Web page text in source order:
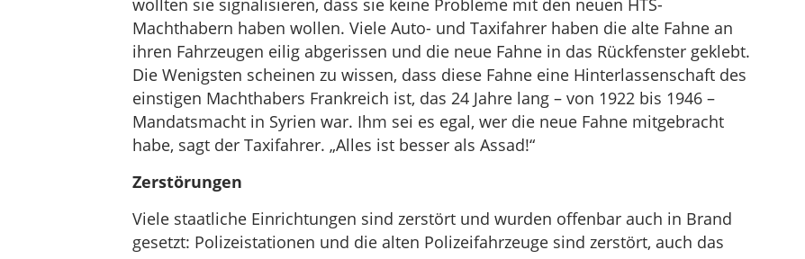
Machthabern haben wollen. Viele Auto- und Taxifahrer haben die alte Fahne an
ihren Fahrzeugen eilig abgerissen und die neue Fahne in das Rückfenster geklebt.
Die Wenigsten scheinen zu wissen, dass diese Fahne eine Hinterlassenschaft des
einstigen Machthabers Frankreich ist, das 24 Jahre lang – von 1922 bis 1946 –
Mandatsmacht in Syrien war. Ihm sei es egal, wer die neue Fahne mitgebracht
habe, sagt der Taxifahrer. „Alles ist besser als Assad!“
Zerstörungen
Viele staatliche Einrichtungen sind zerstört und wurden offenbar auch in Brand
gesetzt: Polizeistationen und die alten Polizeifahrzeuge sind zerstört, auch das